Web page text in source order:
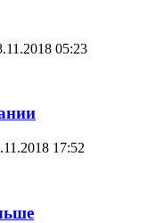
05:23
17:52